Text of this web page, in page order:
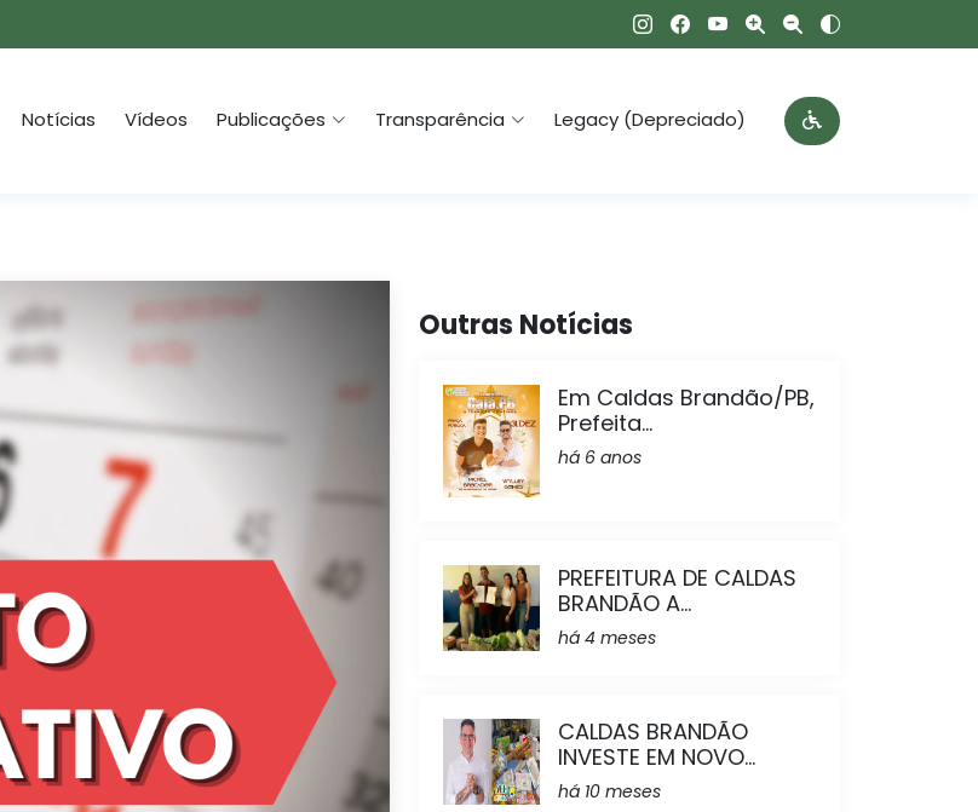
Notícias Vídeos Publicações Transparência Legacy (Depreciado)
Outras Notícias
Em Caldas Brandão/PB,
Prefeita...
há 6 anos
PREFEITURA DE CALDAS
BRANDÃO A...
há 4 meses
CALDAS BRANDÃO
INVESTE EM NOVO...
há 10 meses